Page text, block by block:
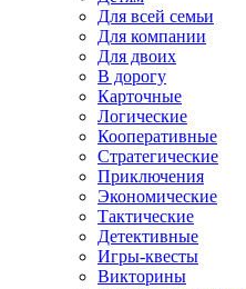
Для всей семьи
Для компании
Для двоих
В дорогу
Карточные
Логические
Кооперативные
Стратегические
Приключения
Экономические
Тактические
Детективные
Игры-квесты
Викторины